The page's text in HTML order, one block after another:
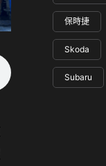
保時捷
Skoda
Subaru